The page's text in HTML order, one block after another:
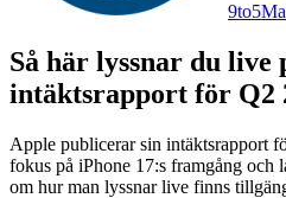
Så här lyssnar du live
intäktsrapport för Q2
Apple publicerar sin intäktsrapport
fokus på iPhone 17:s framgång
om hur man lyssnar live finns